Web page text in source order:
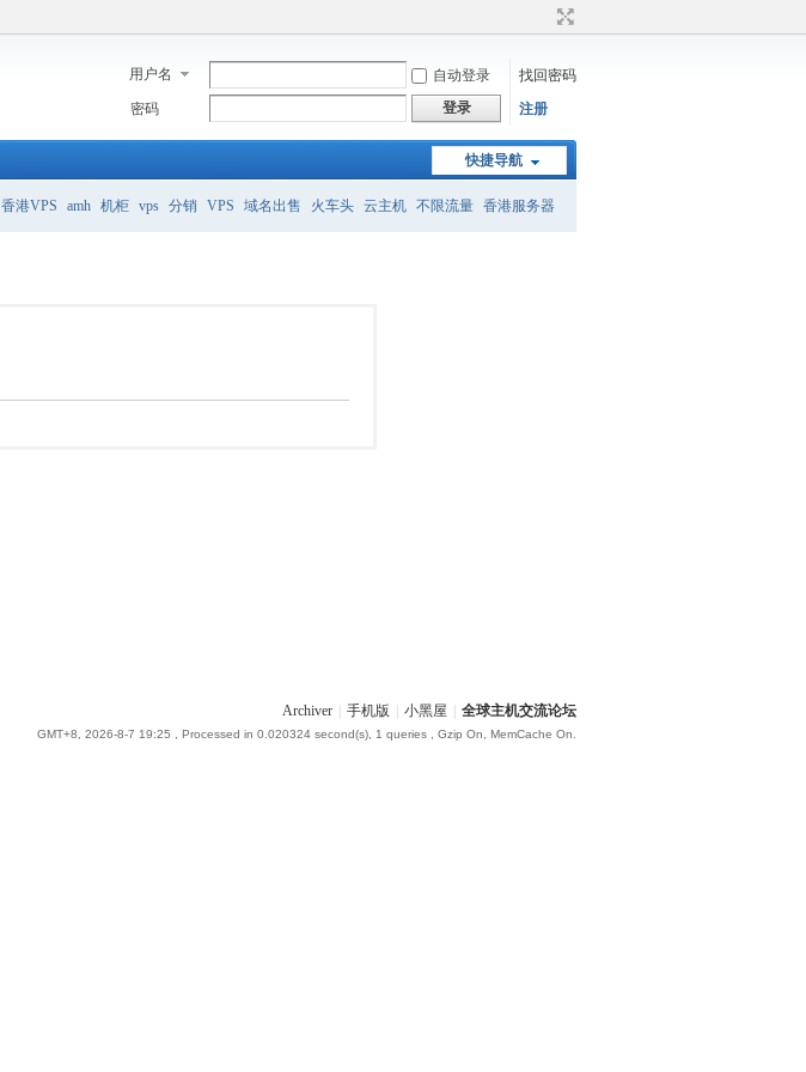
用户名 自动登录
找回密码
密码
登录 注册
快捷导航
香港VPS amh 机柜 vps 分销 VPS 域名出售 火车头 云主机 不限流量 香港服务器
Archiver 手机版 小黑屋 全球主机交流论坛
GMT+8, 2026-8-7 19:25 , Processed in 0.020324 second(s), 1 queries , Gzip On, MemCache On.